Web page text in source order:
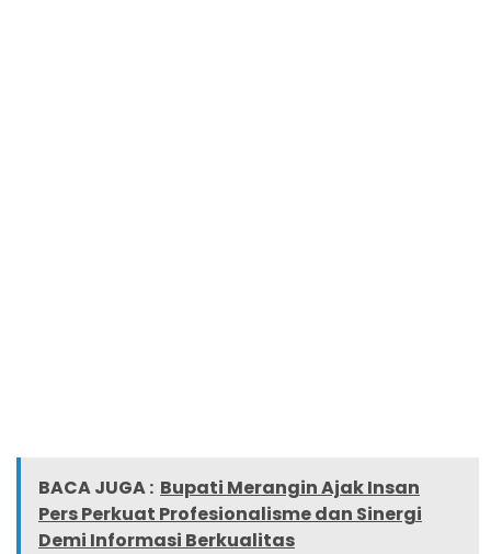
BACA JUGA : Bupati Merangin Ajak Insan
Pers Perkuat Profesionalisme dan Sinergi
Demi Informasi Berkualitas